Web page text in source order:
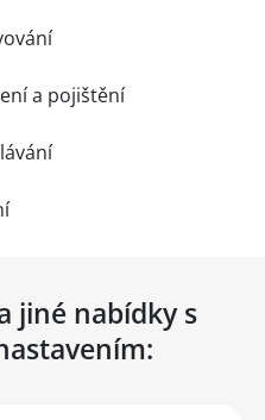
a pojištění
jiné nabídky s